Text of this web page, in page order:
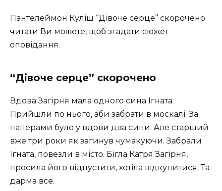
Пантелеймон Куліш “Дівоче серце” скорочено
читати Ви можете, щоб згадати сюжет
оповідання.
“Дівоче серце” скорочено
Вдова Загірня мала одного сина Ігната.
Прийшли по нього, аби забрати в москалі. За
паперами було у вдови два сини. Але старший
вже три роки як загинув чумакуючи. Забрали
Ігната, повезли в місто. Бігла Катря Загірня,
просила його відпустити, хотіла відкупитися. Та
дарма все.